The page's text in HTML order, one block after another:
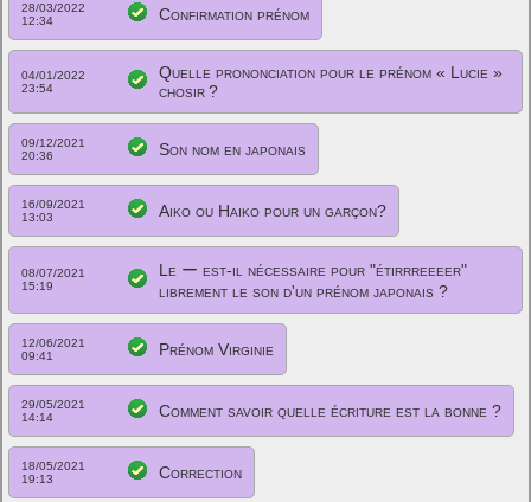
28/03/2022
12:34
Confirmation prénom
04/01/2022
23:54
Quelle prononciation pour le prénom « Lucie »
chosir ?
09/12/2021
20:36
Son nom en japonais
16/09/2021
13:03
Aiko ou Haiko pour un garçon?
08/07/2021
15:19
Le ー est-il nécessaire pour "étirrreeeer"
librement le son d'un prénom japonais ?
12/06/2021
09:41
Prénom Virginie
29/05/2021
14:14
Comment savoir quelle écriture est la bonne ?
18/05/2021
19:13
Correction